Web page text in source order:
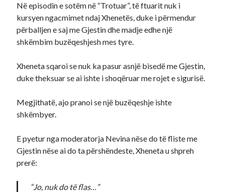
Në episodin e sotëm në “Trotuar”, të ftuarit nuk i
kursyen ngacmimet ndaj Xhenetës, duke i përmendur
përballjen e saj me Gjestin dhe madje edhe një
shkëmbim buzëqeshjesh mes tyre.
Xheneta sqaroi se nuk ka pasur asnjë bisedë me Gjestin,
duke theksuar se ai ishte i shoqëruar me rojet e sigurisë.
Megjithatë, ajo pranoi se një buzëqeshje ishte
shkëmbyer.
E pyetur nga moderatorja Nevina nëse do të fliste me
Gjestin nëse ai do ta përshëndeste, Xheneta u shpreh
prerë:
“Jo, nuk do të flas…”